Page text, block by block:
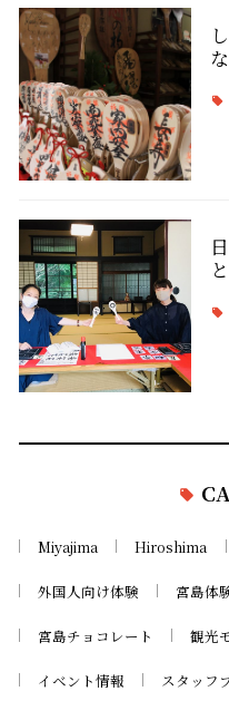
Miyajima Hiroshima
外国人向け体験 宮島体
宮島チョコレート 観光
イベント情報 スタッフ